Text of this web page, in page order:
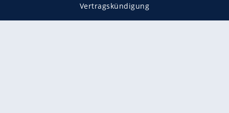
Vertragskündigung